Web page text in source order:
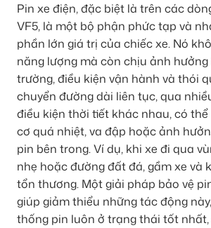
Pin xe điện, đặc biệt là trên các
VF5, là một bộ phận phức tạp và
phần lớn giá trị của chiếc xe. Nó
năng lượng mà còn chịu ảnh
trường, điều kiện vận hành và thói
chuyển đường dài liên tục, qua
điều kiện thời tiết khác nhau, có
cơ quá nhiệt, va đập hoặc ảnh
pin bên trong. Ví dụ, khi xe đi qua
nhẹ hoặc đường đất đá, gầm xe và
tổn thương. Một giải pháp bảo vệ
giúp giảm thiểu những tác động
thống pin luôn ở trạng thái tốt